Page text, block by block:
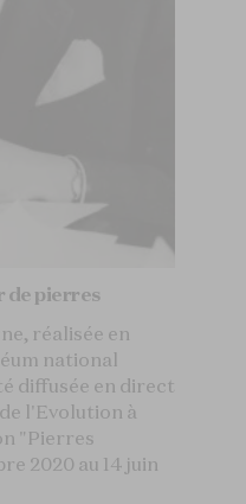
de pierres
réalisée en
national
diffusée en direct
l'Evolution à
"Pierres
2020 au 14 juin